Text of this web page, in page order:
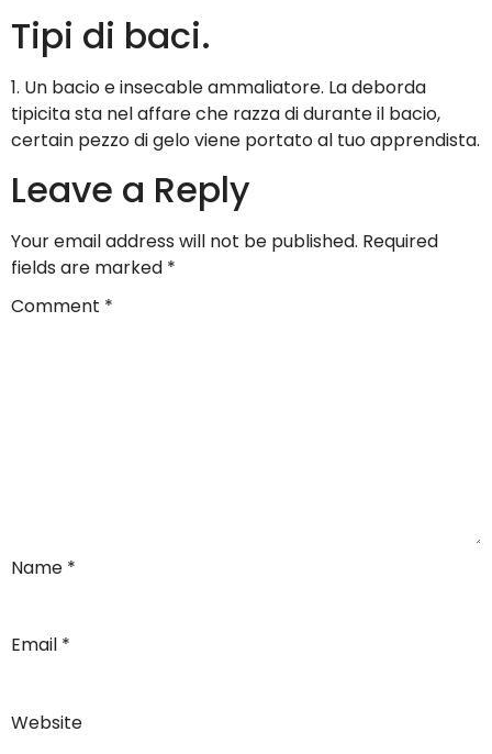
Tipi di baci.
1. Un bacio e insecable ammaliatore. La deborda
tipicita sta nel affare che razza di durante il bacio,
certain pezzo di gelo viene portato al tuo apprendista.
Leave a Reply
Your email address will not be published. Required
fields are marked *
Comment *
Name *
Email *
Website